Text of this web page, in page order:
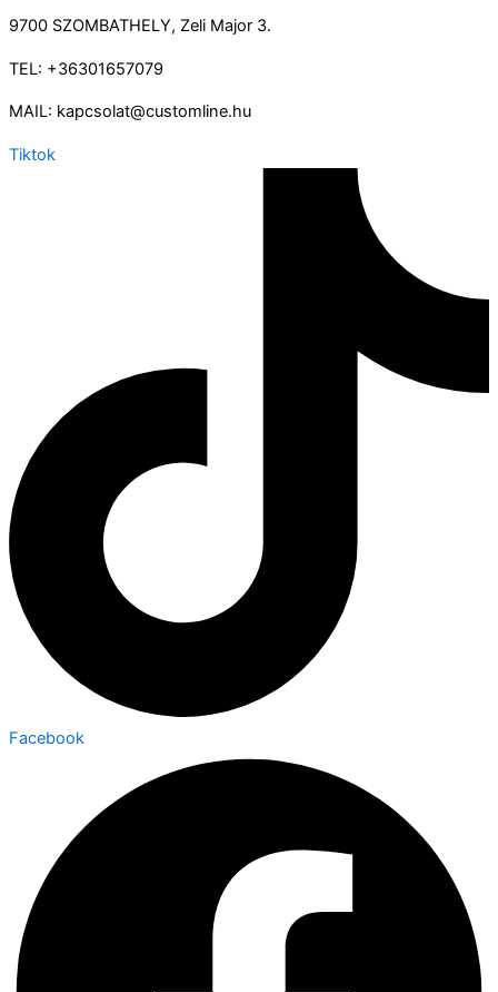
9700 SZOMBATHELY, Zeli Major 3.
TEL: +36301657079
MAIL: kapcsolat@customline.hu
Tiktok
Facebook